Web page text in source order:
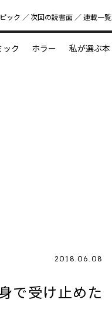
ック 次回の読書⾯ 連載一覧
ック ホラー 私が選ぶ本
2018.06.08
で受け止めた